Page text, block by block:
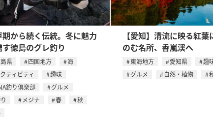
から続く伝統。冬に魅力
徳島のグレ釣り
県 四国地方
海
ティビティ
趣味
釣り倶楽部
グルメ
メジナ 春
秋
【愛知】清流に映る紅葉
のむ名所、⾹嵐渓へ
東海地方 愛知県
趣
グルメ
自然・植物